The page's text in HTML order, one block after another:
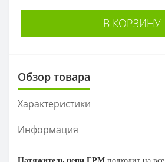
В КОРЗИНУ
Обзор товара
Характеристики
Информация